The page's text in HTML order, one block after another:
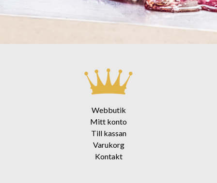
Webbutik
Mitt konto
Till kassan
Varukorg
Kontakt